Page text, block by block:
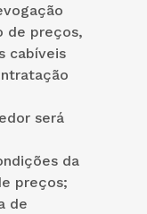
de preços,
cabíveis
será
da
preços;
de